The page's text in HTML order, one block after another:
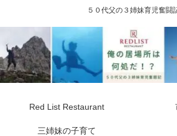
５０代父の３姉妹育児奮闘
Red List Restaurant
三姉妹の子育て